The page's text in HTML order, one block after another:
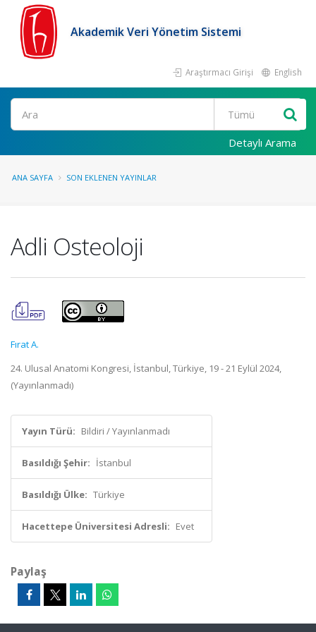
Akademik Veri Yönetim Sistemi
Araştırmacı Girişi English
Ara
Detaylı Arama
ANA SAYFA SON EKLENEN YAYINLAR
Adli Osteoloji
Fırat A.
24. Ulusal Anatomi Kongresi, İstanbul, Türkiye, 19 - 21 Eylül 2024,
(Yayınlanmadı)
Yayın Türü: Bildiri / Yayınlanmadı
Basıldığı Şehir: İstanbul
Basıldığı Ülke: Türkiye
Hacettepe Üniversitesi Adresli: Evet
Paylaş